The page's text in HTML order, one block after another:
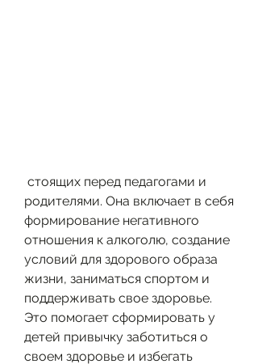
родителями. Она включает в себя
формирование негативного
отношения к алкоголю, создание
условий для здорового образа
жизни, заниматься спортом и
поддерживать свое здоровье.
Это помогает сформировать у
детей привычку заботиться о
своем здоровье и избегать